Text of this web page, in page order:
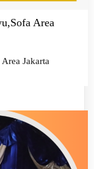
Area
Jakarta